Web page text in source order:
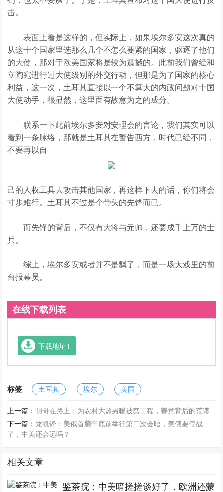
击。
表面上看是这样的，但实际上，如果埃尔多安这次真的
从这十个国家里选那么几个不怎么要紧的国家，驱逐了他们
的大使，那对于欧美国家将是较为震撼的。此前我们曾经和
立陶宛进行过大使级别的外交行动，但那是为了国家的核心
利益，这一次，土耳其直接以一个不算大的内政问题对十国
大使动手，很显然，这里面有故意为之的成分。
联系一下此前埃尔多安对安理会的言论，我们其实可以
看到一条脉络，那就是土耳其在警告西方，时代已经不同，
不要再以自
己的人权工具去攻击其他国家，再这样下去的话，你们将会
寸步难行。土耳其不过是个带头的先锋而已。
而先锋的背后，不仅有大将与元帅，还要成千上万的士
兵。
综上，埃尔多安或者并不是飘了，而是一场大戏里的前
台报幕员。
在线下载列表
下载地址1
标签 土耳其 埃尔 美国
上一篇： 明哥在路上：为农村大龄男暖被窝工程，善意背后的荒谬
下一篇：龙凯锋：美俄首脑年底前举行第二次会晤，美俄要停战
了，中美还会远吗？
相关文章
鉴茶院：中美暗搓搓谈好了，欧洲还蒙